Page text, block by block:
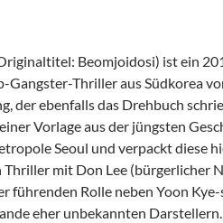
Beomjoidosi) ist ein
Gangster-Thriller aus Südkorea
der ebenfalls das Drehbuch
Vorlage aus der jüngsten
Seoul und verpackt diese
Thriller mit Don Lee (bürgerlicher
führenden Rolle neben Yoon Kye-
eher unbekannten